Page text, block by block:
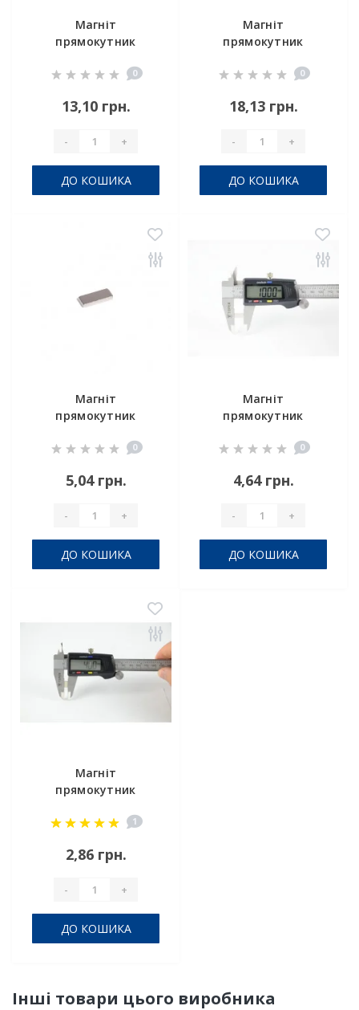
Магніт
прямокутник
0
13,10 грн.
- +
ДО КОШИКА
Магніт
прямокутник
0
18,13 грн.
- +
ДО КОШИКА
Магніт
прямокутник
0
5,04 грн.
- +
ДО КОШИКА
Магніт
прямокутник
0
4,64 грн.
- +
ДО КОШИКА
Магніт
прямокутник
1
2,86 грн.
- +
ДО КОШИКА
Інші товари цього виробника